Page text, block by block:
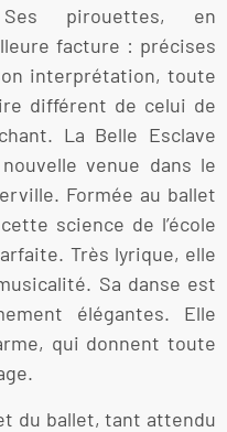
Ses pirouettes, en
facture : précises
interprétation, toute
différent de celui de
La Belle Esclave
venue dans le
Formée au ballet
science de l’école
Très lyrique, elle
Sa danse est
élégantes. Elle
qui donnent toute
du ballet, tant attendu